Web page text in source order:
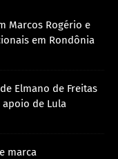
Marcos Rogério e
em Rondônia
Elmano de Freitas
apoio de Lula
marca